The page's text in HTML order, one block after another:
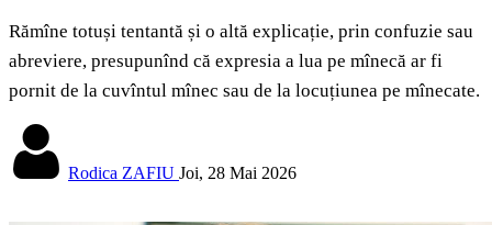
Rămîne totuși tentantă și o altă explicație, prin confuzie sau
abreviere, presupunînd că expresia a lua pe mînecă ar fi
pornit de la cuvîntul mînec sau de la locuțiunea pe mînecate.
Rodica ZAFIU Joi, 28 Mai 2026